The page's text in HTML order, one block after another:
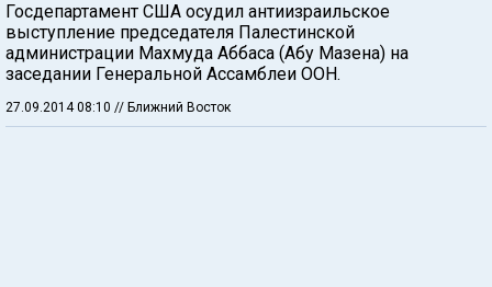
Госдепартамент США осудил антиизраильское
выступление председателя Палестинской
администрации Махмуда Аббаса (Абу Мазена) на
заседании Генеральной Ассамблеи ООН.
27.09.2014 08:10 // Ближний Восток